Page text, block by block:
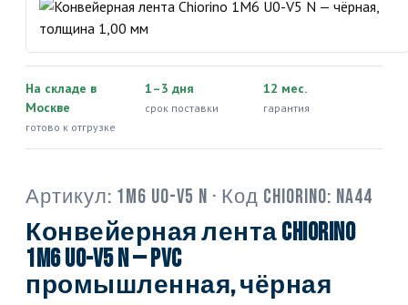
На складе в
Москве
готово к отгрузке
1–3 дня
срок поставки
12 мес.
гарантия
Артикул: 1M6 U0-V5 N · Код Chiorino: NA44
Конвейерная лента Chiorino
1M6 U0-V5 N — PVC
промышленная, чёрная